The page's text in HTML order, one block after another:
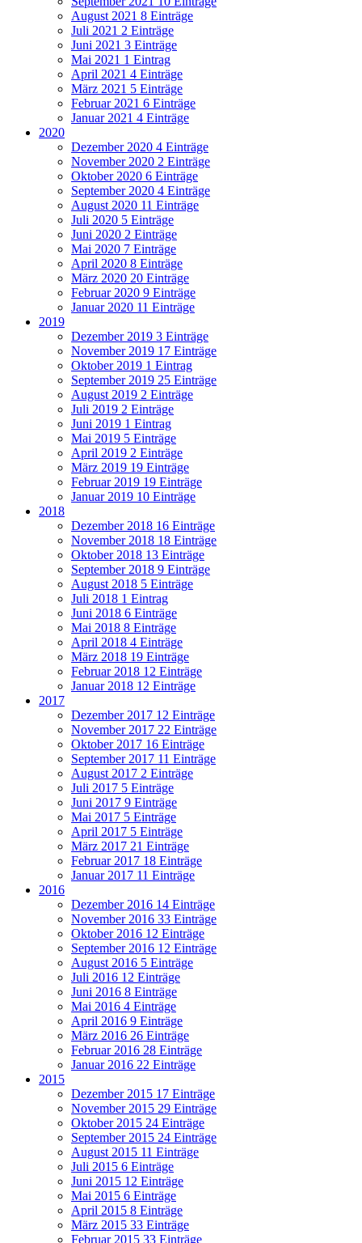
August 2021 8 Einträge
Juli 2021 2 Einträge
Juni 2021 3 Einträge
Mai 2021 1 Eintrag
April 2021 4 Einträge
März 2021 5 Einträge
Februar 2021 6 Einträge
Januar 2021 4 Einträge
2020
Dezember 2020 4 Einträge
November 2020 2 Einträge
Oktober 2020 6 Einträge
September 2020 4 Einträge
August 2020 11 Einträge
Juli 2020 5 Einträge
Juni 2020 2 Einträge
Mai 2020 7 Einträge
April 2020 8 Einträge
März 2020 20 Einträge
Februar 2020 9 Einträge
Januar 2020 11 Einträge
2019
Dezember 2019 3 Einträge
November 2019 17 Einträge
Oktober 2019 1 Eintrag
September 2019 25 Einträge
August 2019 2 Einträge
Juli 2019 2 Einträge
Juni 2019 1 Eintrag
Mai 2019 5 Einträge
April 2019 2 Einträge
März 2019 19 Einträge
Februar 2019 19 Einträge
Januar 2019 10 Einträge
2018
Dezember 2018 16 Einträge
November 2018 18 Einträge
Oktober 2018 13 Einträge
September 2018 9 Einträge
August 2018 5 Einträge
Juli 2018 1 Eintrag
Juni 2018 6 Einträge
Mai 2018 8 Einträge
April 2018 4 Einträge
März 2018 19 Einträge
Februar 2018 12 Einträge
Januar 2018 12 Einträge
2017
Dezember 2017 12 Einträge
November 2017 22 Einträge
Oktober 2017 16 Einträge
September 2017 11 Einträge
August 2017 2 Einträge
Juli 2017 5 Einträge
Juni 2017 9 Einträge
Mai 2017 5 Einträge
April 2017 5 Einträge
März 2017 21 Einträge
Februar 2017 18 Einträge
Januar 2017 11 Einträge
2016
Dezember 2016 14 Einträge
November 2016 33 Einträge
Oktober 2016 12 Einträge
September 2016 12 Einträge
August 2016 5 Einträge
Juli 2016 12 Einträge
Juni 2016 8 Einträge
Mai 2016 4 Einträge
April 2016 9 Einträge
März 2016 26 Einträge
Februar 2016 28 Einträge
Januar 2016 22 Einträge
2015
Dezember 2015 17 Einträge
November 2015 29 Einträge
Oktober 2015 24 Einträge
September 2015 24 Einträge
August 2015 11 Einträge
Juli 2015 6 Einträge
Juni 2015 12 Einträge
Mai 2015 6 Einträge
April 2015 8 Einträge
März 2015 33 Einträge
Februar 2015 33 Einträge